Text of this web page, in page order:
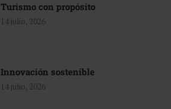
Turismo con propósito
14 julio, 2026
Innovación sostenible
14 julio, 2026